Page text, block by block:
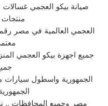
صيانة بيكو العجمي
العجمي العالمية في مصر رقم
جميع اجهزة بيكو العجمي